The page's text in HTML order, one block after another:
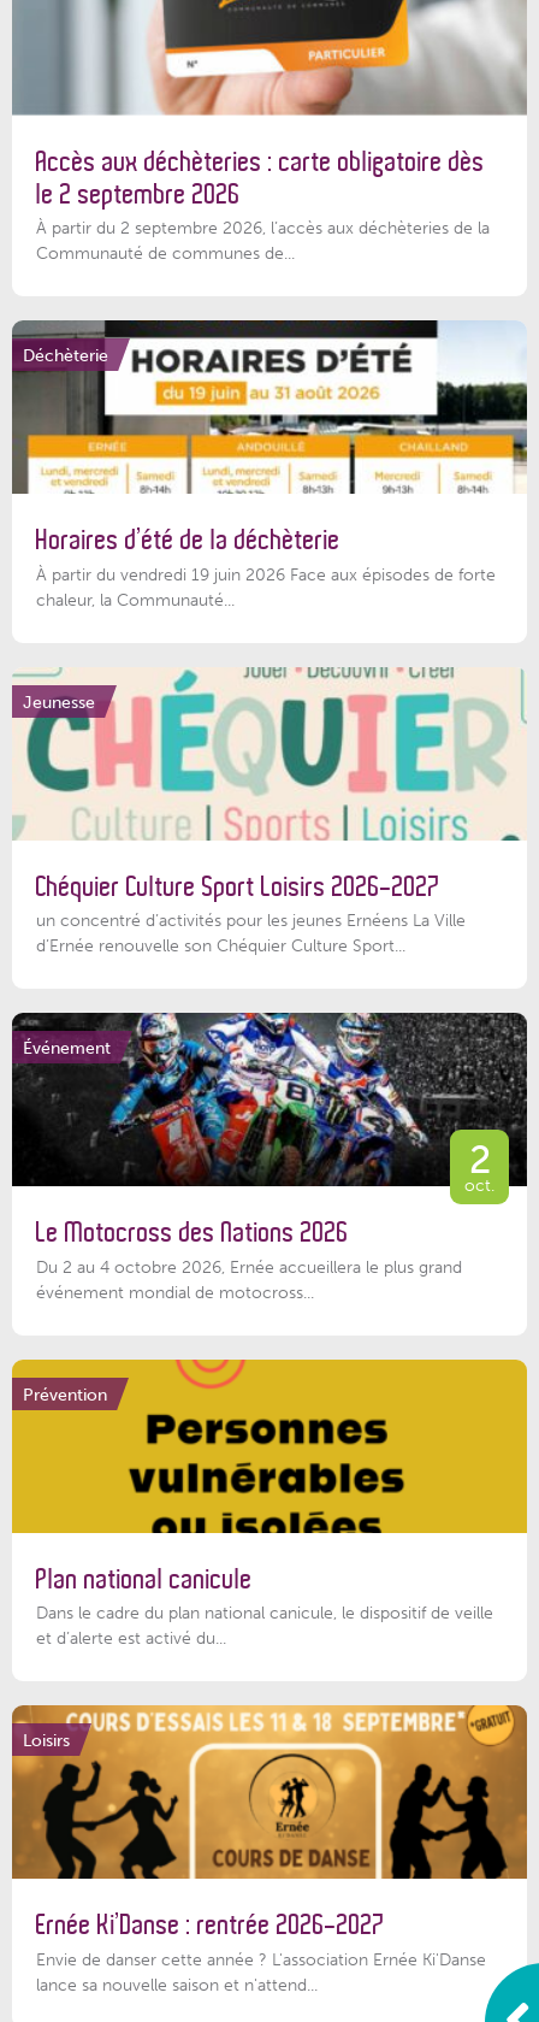
Accès aux déchèteries : carte obligatoire dès
le 2 septembre 2026
À partir du 2 septembre 2026, l’accès aux déchèteries de la
Communauté de communes de...
Déchèterie
Horaires d’été de la déchèterie
À partir du vendredi 19 juin 2026 Face aux épisodes de forte
chaleur, la Communauté...
Jeunesse
Chéquier Culture Sport Loisirs 2026-2027
un concentré d’activités pour les jeunes Ernéens La Ville
d’Ernée renouvelle son Chéquier Culture Sport...
Événement
2
oct.
Le Motocross des Nations 2026
Du 2 au 4 octobre 2026, Ernée accueillera le plus grand
événement mondial de motocross...
Prévention
Plan national canicule
Dans le cadre du plan national canicule, le dispositif de veille
et d’alerte est activé du...
Loisirs
Ernée Ki’Danse : rentrée 2026-2027
Envie de danser cette année ? L'association Ernée Ki'Danse
lance sa nouvelle saison et n'attend...